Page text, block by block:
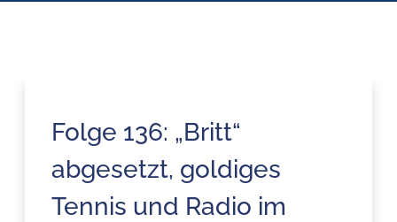
Folge 136: „Britt“
abgesetzt, goldiges
Tennis und Radio im